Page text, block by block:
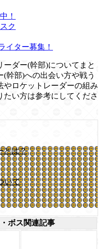
！
ク
イター募集！
ーダー(幹部)についてまと
幹部)への出会い方や戦う
やロケットレーダーの組み
い方は参考にしてくださ
とは？
いて
ボス関連記事